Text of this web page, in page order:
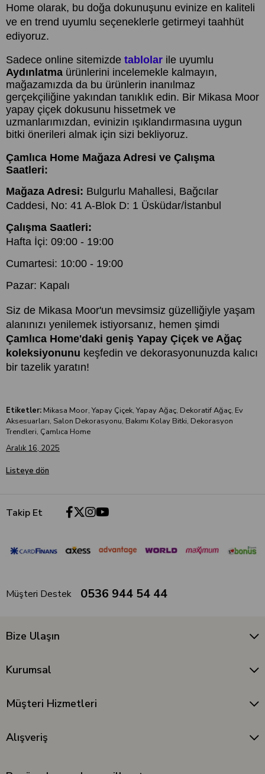
Home olarak, bu doğa dokunuşunu evinize en kaliteli
ve en trend uyumlu seçeneklerle getirmeyi taahhüt
ediyoruz.
Sadece online sitemizde tablolar ile uyumlu
Aydınlatma ürünlerini incelemekle kalmayın,
mağazamızda da bu ürünlerin inanılmaz
gerçekçiliğine yakından tanıklık edin. Bir Mikasa Moor
yapay çiçek dokusunu hissetmek ve
uzmanlarımızdan, evinizin ışıklandırmasına uygun
bitki önerileri almak için sizi bekliyoruz.
Çamlıca Home Mağaza Adresi ve Çalışma
Saatleri:
Mağaza Adresi: Bulgurlu Mahallesi, Bağcılar
Caddesi, No: 41 A-Blok D: 1 Üsküdar/İstanbul
Çalışma Saatleri:
Hafta İçi: 09:00 - 19:00
Cumartesi: 10:00 - 19:00
Pazar: Kapalı
Siz de Mikasa Moor'un mevsimsiz güzelliğiyle yaşam
alanınızı yenilemek istiyorsanız, hemen şimdi
Çamlıca Home'daki geniş Yapay Çiçek ve Ağaç
koleksiyonunu keşfedin ve dekorasyonunuzda kalıcı
bir tazelik yaratın!
Etiketler: Mikasa Moor, Yapay Çiçek, Yapay Ağaç, Dekoratif Ağaç, Ev
Aksesuarları, Salon Dekorasyonu, Bakımı Kolay Bitki, Dekorasyon
Trendleri, Çamlıca Home
Aralık 16, 2025
Listeye dön
Takip Et
Müşteri Destek 0536 944 54 44
Bize Ulaşın
Kurumsal
Müşteri Hizmetleri
Alışveriş